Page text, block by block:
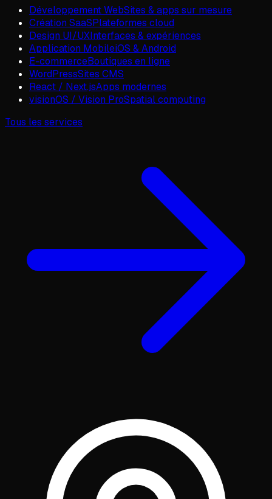
Développement WebSites & apps sur mesure
Création SaaSPlateformes cloud
Design UI/UXInterfaces & expériences
Application MobileiOS & Android
E-commerceBoutiques en ligne
WordPressSites CMS
React / Next.jsApps modernes
visionOS / Vision ProSpatial computing
Tous les services